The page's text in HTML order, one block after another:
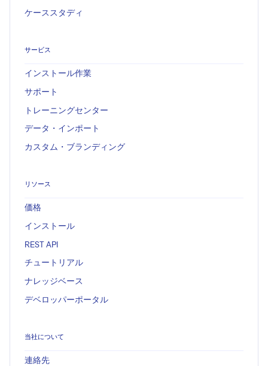
ケーススタディ
サービス
インストール作業
サポート
トレーニングセンター
データ・インポート
カスタム・ブランディング
リソース
価格
インストール
REST API
チュートリアル
ナレッジベース
デベロッパーポータル
当社について
連絡先